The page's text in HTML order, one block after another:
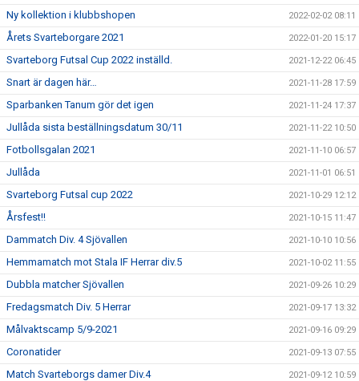
Ny kollektion i klubbshopen 2022-02-02 08:11
Årets Svarteborgare 2021 2022-01-20 15:17
Svarteborg Futsal Cup 2022 inställd. 2021-12-22 06:45
Snart är dagen här… 2021-11-28 17:59
Sparbanken Tanum gör det igen 2021-11-24 17:37
Jullåda sista beställningsdatum 30/11 2021-11-22 10:50
Fotbollsgalan 2021 2021-11-10 06:57
Jullåda 2021-11-01 06:51
Svarteborg Futsal cup 2022 2021-10-29 12:12
Årsfest!! 2021-10-15 11:47
Dammatch Div. 4 Sjövallen 2021-10-10 10:56
Hemmamatch mot Stala IF Herrar div.5 2021-10-02 11:55
Dubbla matcher Sjövallen 2021-09-26 10:29
Fredagsmatch Div. 5 Herrar 2021-09-17 13:32
Målvaktscamp 5/9-2021 2021-09-16 09:29
Coronatider 2021-09-13 07:55
Match Svarteborgs damer Div.4 2021-09-12 10:59